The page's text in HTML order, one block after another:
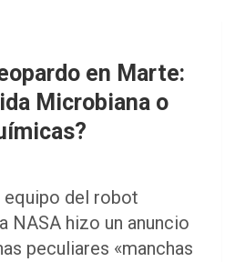
en Marte:
Microbiana o
equipo del robot
NASA hizo un anuncio
peculiares «manchas